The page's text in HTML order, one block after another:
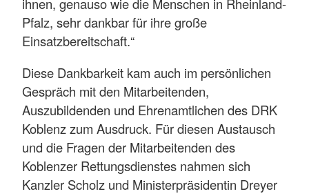
ihnen, genauso wie die Menschen in Rheinland-
Pfalz, sehr dankbar für ihre große
Einsatzbereitschaft.“
Diese Dankbarkeit kam auch im persönlichen
Gespräch mit den Mitarbeitenden,
Auszubildenden und Ehrenamtlichen des DRK
Koblenz zum Ausdruck. Für diesen Austausch
und die Fragen der Mitarbeitenden des
Koblenzer Rettungsdienstes nahmen sich
Kanzler Scholz und Ministerpräsidentin Dreyer